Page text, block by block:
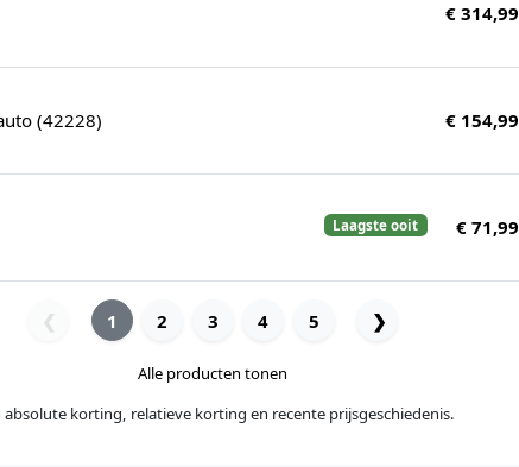
€ 314,99
(42228) € 154,99
Laagste ooit € 71,99
❮ 1 2 3 4 5 ❯
Alle producten tonen
absolute korting, relatieve korting en recente prijsgeschiedenis.